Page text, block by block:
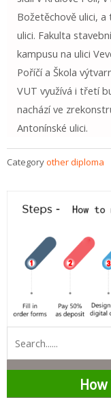
Božetěchově ulici,
ulici. Fakulta
kampusu na ulici
Poříčí a Škola
VUT využívá i třetí
nachází ve
Antonínské ulici.
Categoryother diploma